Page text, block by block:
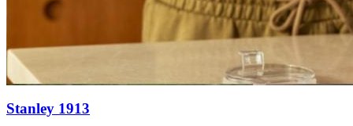
Stanley 1913